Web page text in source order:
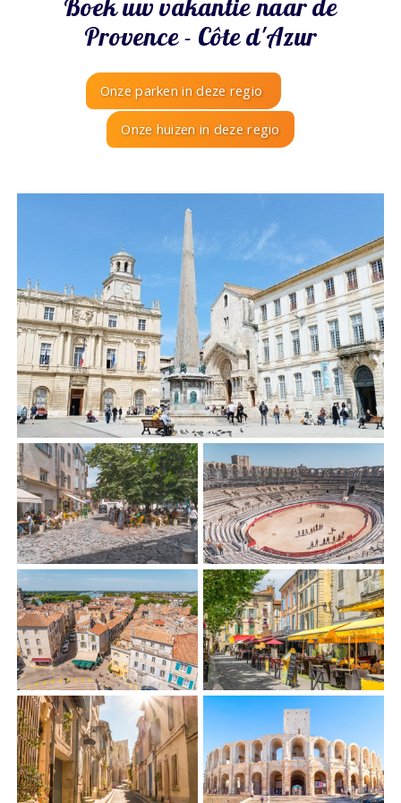
Boek uw vakantie naar de
Provence - Côte d'Azur
Onze parken in deze regio
Onze huizen in deze regio